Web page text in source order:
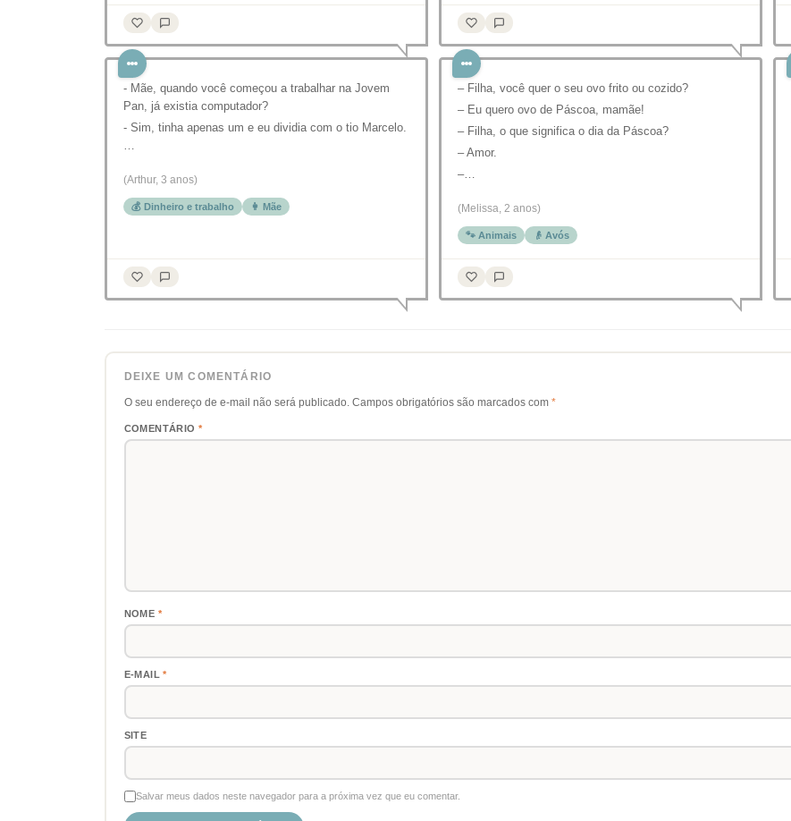
- Mãe, quando você começou a trabalhar na Jovem
Pan, já existia computador?
- Sim, tinha apenas um e eu dividia com o tio Marcelo.
…
(Arthur, 3 anos)
💰 Dinheiro e trabalho 👩 Mãe
– Filha, você quer o seu ovo frito ou cozido?
– Eu quero ovo de Páscoa, mamãe!
– Filha, o que significa o dia da Páscoa?
– Amor.
–…
(Melissa, 2 anos)
🐾 Animais 👴 Avós
DEIXE UM COMENTÁRIO
O seu endereço de e-mail não será publicado. Campos obrigatórios são marcados com *
COMENTÁRIO *
NOME *
E-MAIL*
SITE
Salvar meus dados neste navegador para a próxima vez que eu comentar.